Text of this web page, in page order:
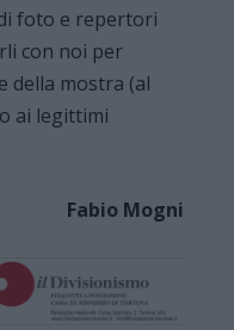
foto e repertori
con noi per
della mostra (al
ai legittimi
Fabio Mogni